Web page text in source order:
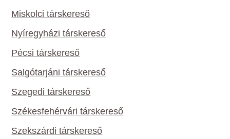
Miskolci társkereső
Nyíregyházi társkereső
Pécsi társkereső
Salgótarjáni társkereső
Szegedi társkereső
Székesfehérvári társkereső
Szekszárdi társkereső